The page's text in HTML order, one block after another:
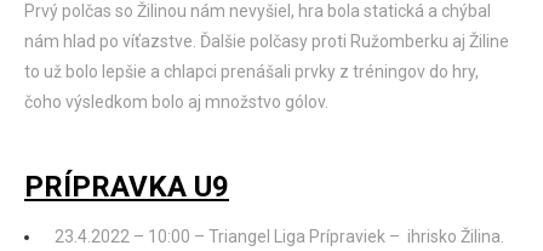
Prvý polčas so Žilinou nám nevyšiel, hra bola statická a chýbal
nám hlad po víťazstve. Ďalšie polčasy proti Ružomberku aj Žiline
to už bolo lepšie a chlapci prenášali prvky z tréningov do hry,
čoho výsledkom bolo aj množstvo gólov.
PRÍPRAVKA U9
23.4.2022 – 10:00 – Triangel Liga Prípraviek – ihrisko Žilina.